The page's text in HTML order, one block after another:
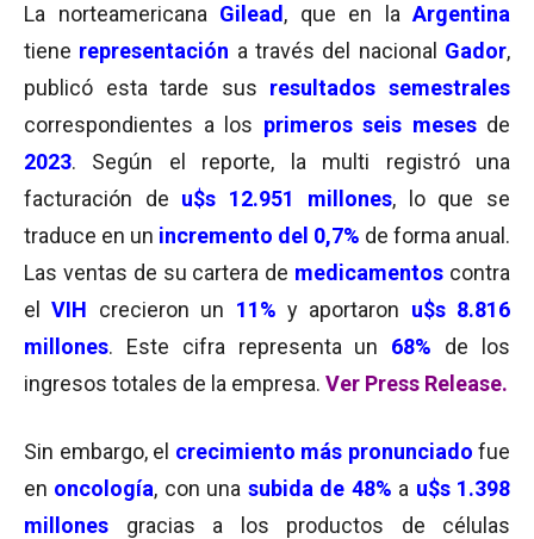
La norteamericana Gilead , que en la Argentina
tiene representación a través del nacional Gador,
publicó esta tarde sus resultados semestrales
correspondientes a los primeros seis meses de
2023. Según el reporte, la multi registró una
facturación de u$s 12.951 millones, lo que se
traduce en un incremento del 0,7% de forma anual.
Las ventas de su cartera de medicamentos contra
el
VIH crecieron un 11% y aportaron u$s 8.816
millones. Este cifra representa un 68% de los
ingresos totales de la empresa. Ver Press Release.
Sin embargo, el crecimiento más pronunciado fue
en oncología, con una subida de 48% a u$s 1.398
millones
gracias a los productos de células